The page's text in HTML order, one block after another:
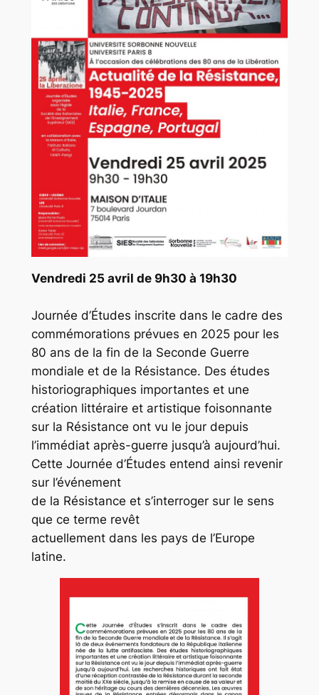
Vendredi 25 avril de 9h30 à 19h30
Journée d’Études inscrite dans le cadre des
commémorations prévues en 2025 pour les
80 ans de la fin de la Seconde Guerre
mondiale et de la Résistance. Des études
historiographiques importantes et une
création littéraire et artistique foisonnante
sur la Résistance ont vu le jour depuis
l’immédiat après-guerre jusqu’à aujourd’hui.
Cette Journée d’Études entend ainsi revenir
sur l’événement
de la Résistance et s’interroger sur le sens
que ce terme revêt
actuellement dans les pays de l’Europe
latine.